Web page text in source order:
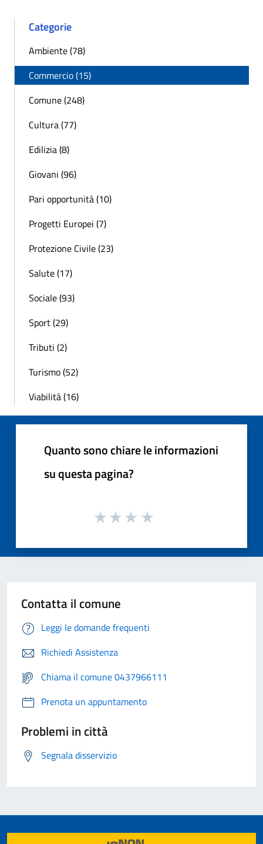
Categorie
Ambiente (78)
Commercio (15)
Comune (248)
Cultura (77)
Edilizia (8)
Giovani (96)
Pari opportunità (10)
Progetti Europei (7)
Protezione Civile (23)
Salute (17)
Sociale (93)
Sport (29)
Tributi (2)
Turismo (52)
Viabilità (16)
Quanto sono chiare le informazioni
su questa pagina?
Contatta il comune
Leggi le domande frequenti
Richiedi Assistenza
Chiama il comune 0437966111
Prenota un appuntamento
Problemi in città
Segnala disservizio